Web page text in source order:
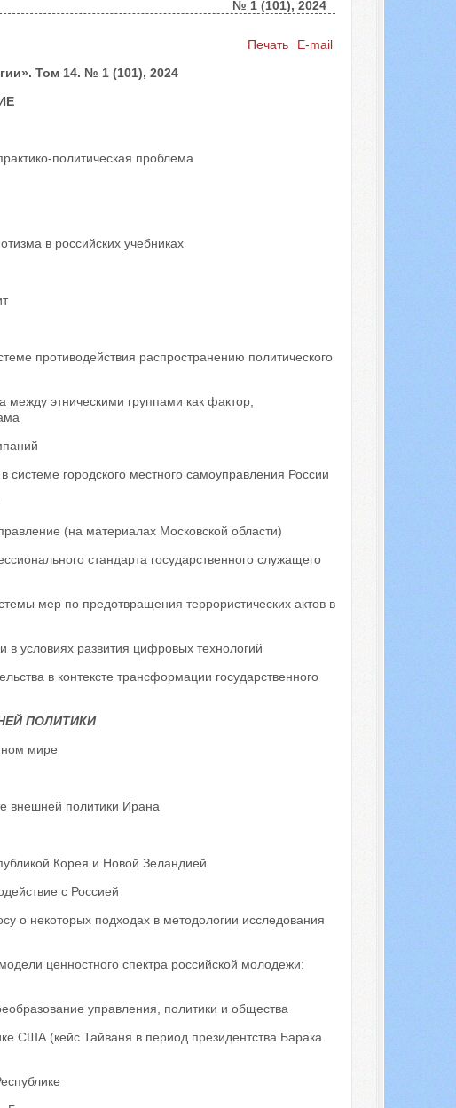
Искать...
№ 1 (101), 2024
Печать
E-mail
Том 14. № 1 (101), 2024
политическая проблема
в российских учебниках
противодействия распространению политического
этническими группами как фактор,
городского местного самоуправления России
(на материалах Московской области)
стандарта государственного служащего
мер по предотвращения террористических актов в
условиях развития цифровых технологий
в контексте трансформации государственного
ПОЛИТИКИ
мире
внешней политики Ирана
Корея и Новой Зеландией
с Россией
о некоторых подходах в методологии исследования
ценностного спектра российской молодежи:
управления, политики и общества
США (кейс Тайваня в период президентства Барака